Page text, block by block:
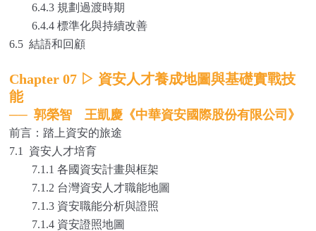
6.4.3 規劃過渡時期
6.4.4 標準化與持續改善
6.5 結語和回顧
Chapter 07 ▷ 資安人才養成地圖與基礎實戰技
能
── 郭榮智 王凱慶《中華資安國際股份有限公司》
前言：踏上資安的旅途
7.1 資安人才培育
7.1.1 各國資安計畫與框架
7.1.2 台灣資安人才職能地圖
7.1.3 資安職能分析與證照
7.1.4 資安證照地圖